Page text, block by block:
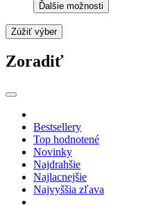
Ďalšie možnosti
Zúžiť výber
Zoradiť
Bestsellery
Top hodnotené
Novinky
Najdrahšie
Najlacnejšie
Najvyššia zľava